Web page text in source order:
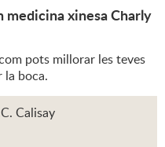
medicina xinesa Charly
pots millorar les teves
la boca.
Calisay